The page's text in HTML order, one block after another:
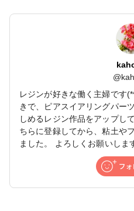
@
レジンが好きな働く主婦です
きで、ピアスイアリングパー
しめるレジン作品をアップし
ちらに登録してから、粘土や
ました。 よろしくお願いしま